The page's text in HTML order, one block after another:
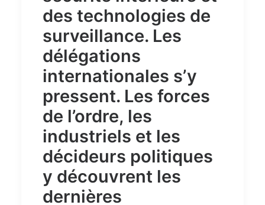
des technologies de
surveillance. Les
délégations
internationales s’y
pressent. Les forces
de l’ordre, les
industriels et les
décideurs politiques
y découvrent les
dernières